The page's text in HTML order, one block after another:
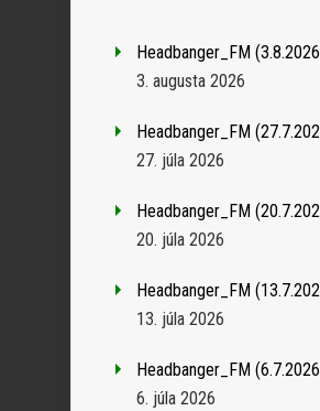
Headbanger_FM
3. augusta 2026
Headbanger_FM
27. júla 2026
Headbanger_FM
20. júla 2026
Headbanger_FM
13. júla 2026
Headbanger_FM
6. júla 2026